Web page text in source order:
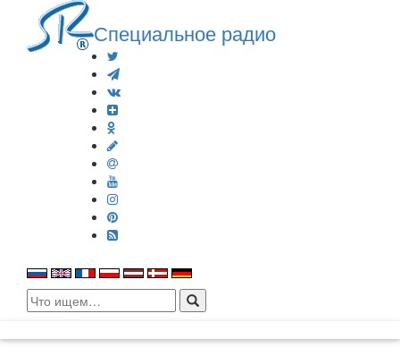
Специальное радио
Search
for: